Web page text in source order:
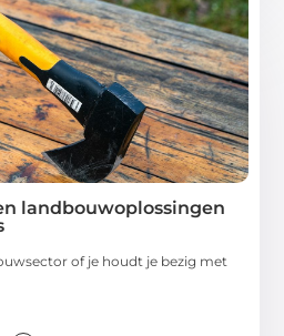
landbouwoplossingen
of je houdt je bezig met